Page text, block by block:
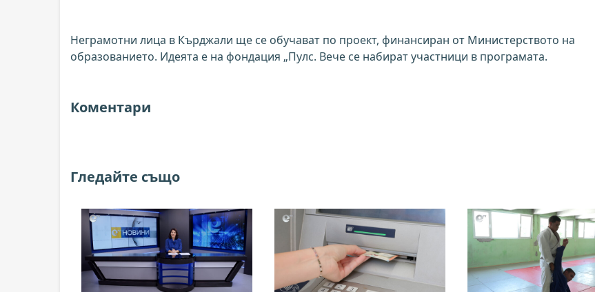
Неграмотни лица в Кърджали ще се обучават по проект, финансиран от Министерството на
образованието. Идеята е на фондация „Пулс. Вече се набират участници в програмата.
Коментари
Гледайте също